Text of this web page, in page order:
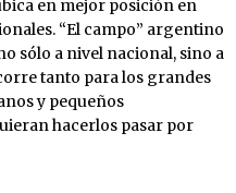
en mejor posición en
“El campo” argentino
sólo a nivel nacional, sino a
tanto para los grandes
y pequeños
hacerlos pasar por